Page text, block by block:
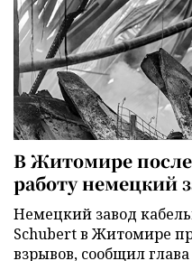
В Житомире
работу немецкий
Немецкий завод
Schubert в Житомире
взрывов, сообщил